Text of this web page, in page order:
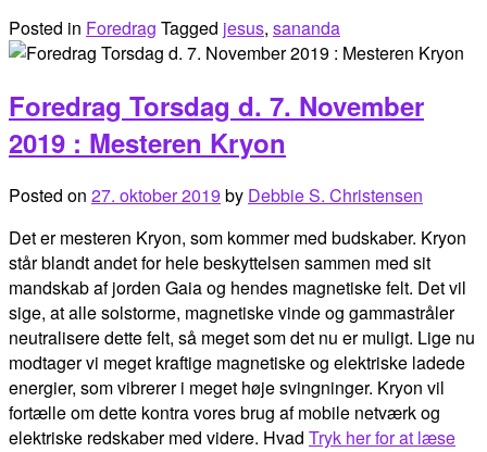
Posted in Foredrag Tagged jesus, sananda
Foredrag Torsdag d. 7. November
2019 : Mesteren Kryon
Posted on 27. oktober 2019 by Debbie S. Christensen
Det er mesteren Kryon, som kommer med budskaber. Kryon
står blandt andet for hele beskyttelsen sammen med sit
mandskab af jorden Gaia og hendes magnetiske felt. Det vil
sige, at alle solstorme, magnetiske vinde og gammastråler
neutralisere dette felt, så meget som det nu er muligt. Lige nu
modtager vi meget kraftige magnetiske og elektriske ladede
energier, som vibrerer i meget høje svingninger. Kryon vil
fortælle om dette kontra vores brug af mobile netværk og
elektriske redskaber med videre. Hvad Tryk her for at læse